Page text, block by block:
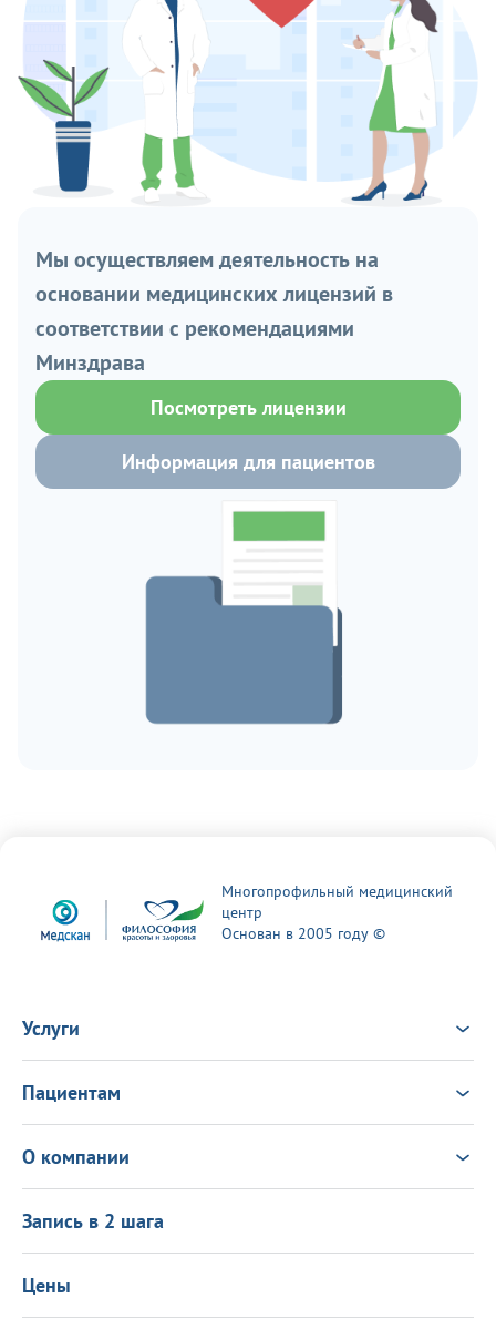
Мы осуществляем деятельность на
основании медицинских лицензий в
соответствии с рекомендациями
Минздрава
Посмотреть лицензии
Информация для пациентов
Многопрофильный медицинский
центр
Основан в 2005 году ©
Услуги
Врачи
Консультация Онлайн
Выезд врача на дом
Пациентам
Новости
Политика в области качества
Подарочные сертификаты
Программа лояльности
О компании
Информация для пациентов
Лицензиии
Вакансии
Политика конфиденциальности
Запись в 2 шага
Цены